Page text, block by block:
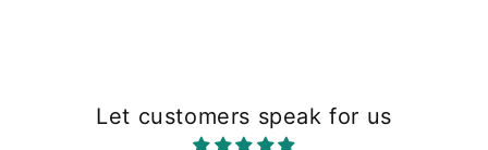
Let customers speak for us